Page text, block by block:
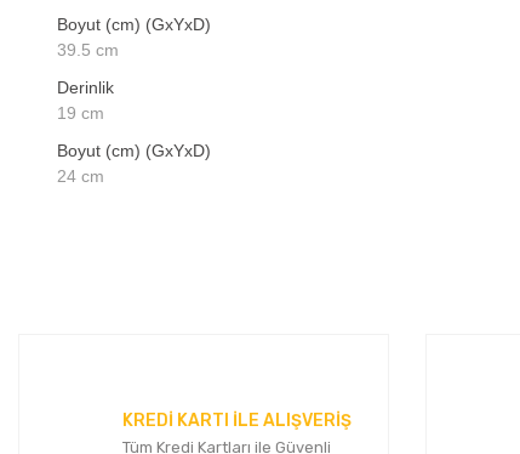
Boyut (cm) (GxYxD)
39.5 cm
Derinlik
19 cm
Boyut (cm) (GxYxD)
24 cm
Ürün fiyatı diğer sitelerden daha pahalı.
KREDİ KARTI İLE ALIŞVERİŞ
Tüm Kredi Kartları ile Güvenli